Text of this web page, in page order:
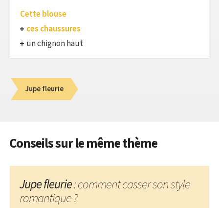
Cette blouse
ces chaussures
un chignon haut
Jupe fleurie
Conseils sur le même thème
Jupe fleurie: comment casser son style
romantique ?